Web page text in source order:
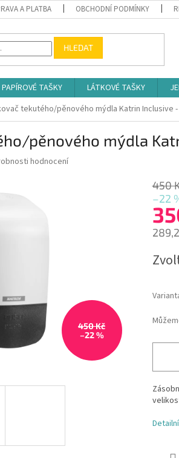
A PLATBA OBCHODNÍ PODMÍNKY
HLEDAT
PAPÍROVÉ TAŠKY LÁTKOVÉ TAŠKY
tekutého/pěnového mýdla Katrin Inclusive -
pěnového mýdla
hodnocení
450 Kč
–22 %
450
–22
cena: